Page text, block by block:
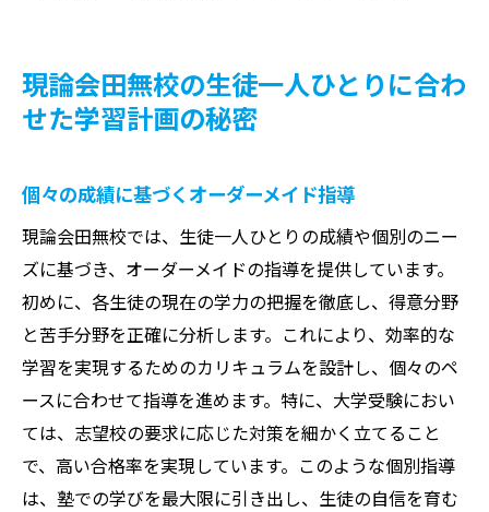
現論会田無校の生徒一人ひとりに合わ
せた学習計画の秘密
個々の成績に基づくオーダーメイド指導
現論会田無校では、生徒一人ひとりの成績や個別のニー
ズに基づき、オーダーメイドの指導を提供しています。
初めに、各生徒の現在の学力の把握を徹底し、得意分野
と苦手分野を正確に分析します。これにより、効率的な
学習を実現するためのカリキュラムを設計し、個々のペ
ースに合わせて指導を進めます。特に、大学受験におい
ては、志望校の要求に応じた対策を細かく立てること
で、高い合格率を実現しています。このような個別指導
は、塾での学びを最大限に引き出し、生徒の自信を育む